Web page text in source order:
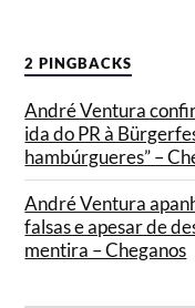
2 PINGBACKS
André Ventura
ida do PR à
hambúrgueres” –
André Ventura
falsas e apesar de
mentira – Cheganos